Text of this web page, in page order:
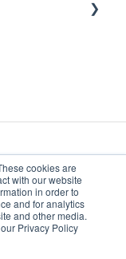
cookies are
with our website
in order to
and for analytics
and other media.
Privacy Policy
© 2026,
SensorMedia Inc.